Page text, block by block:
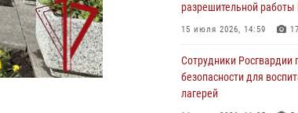
матча "Зенит" - "Балтика"
06 августа 2026, 07:30
В Выборгском районе
обнаружил
автотранспорт
разрешительной работы
15 июля 2026, 14:59 17
Сотрудники Росгвардии
безопасности для
лагерей